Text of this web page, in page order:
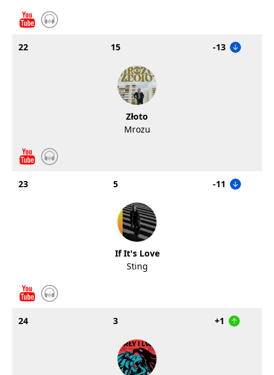
22 15 -13
Złoto
Mrozu
23 5 -11
If It's Love
Sting
24 3 +1